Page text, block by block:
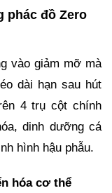
phác đồ Zero
vào giảm mỡ mà
dài hạn sau hút
4 trụ cột chính
dinh dưỡng cá
hình hậu phẫu.
hóa cơ thể